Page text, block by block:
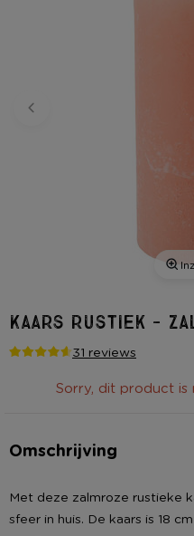
Kaars rustiek -
31 reviews
Sorry, dit product is
Omschrijving
Met deze zalmroze rustieke
sfeer in huis. De kaars is 18